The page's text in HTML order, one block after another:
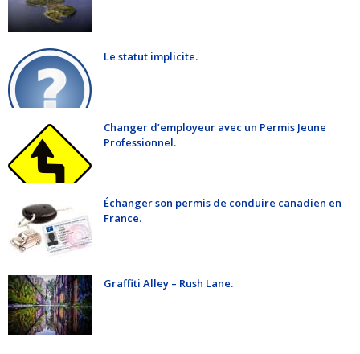
Le statut implicite.
Changer d’employeur avec un Permis Jeune
Professionnel.
Échanger son permis de conduire canadien en
France.
Graffiti Alley – Rush Lane.